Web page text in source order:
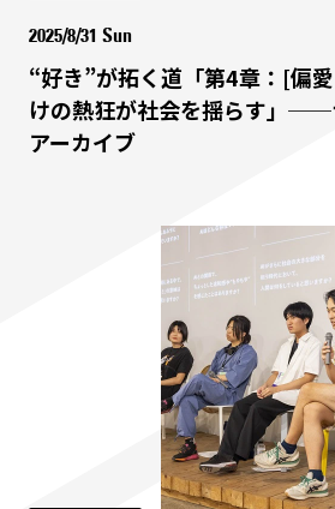
2025/8/31 Sun
“好き”が拓く道「第4章：[偏
けの熱狂が社会を揺らす」
アーカイブ